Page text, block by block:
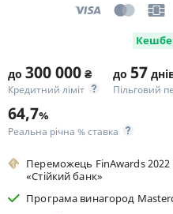
до 300 000 ₴
Кредитний ліміт
до 57
Пільговий
64,7%
Реальна річна % ставка
Переможець FinAwards 2022
«Стійкий банк»
Програма винагород